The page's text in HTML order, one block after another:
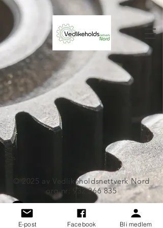
© 2025 av Vedlikeholdsnettverk Nord
org.nr: 932 366 835
E-post Facebook Bli medlem